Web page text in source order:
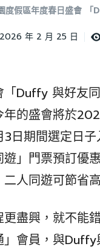
度假區年度春日盛會 「
2026 年 2 月 25 日
「Duffy 與好友
年的盛會將於
日期間選定日
」門票預訂優
人同遊可節省
盡興，就不能
」會員，與